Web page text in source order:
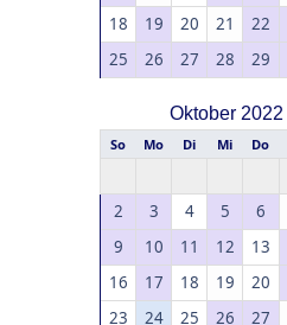
18
19 20 21 22
25
26 27 28 29
Oktober 2022
So Mo Di Mi Do
2
3 4 5 6
9
10 11 12 13
16
17 18 19 20
23
24 25 26 27